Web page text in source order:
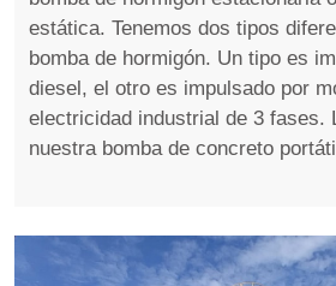
estática. Tenemos dos tipos
bomba de hormigón. Un tipo es
diesel, el otro es impulsado por
electricidad industrial de 3 fases.
nuestra bomba de concreto